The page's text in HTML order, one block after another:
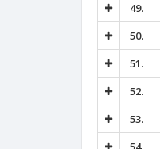
49.
50.
51.
52.
53.